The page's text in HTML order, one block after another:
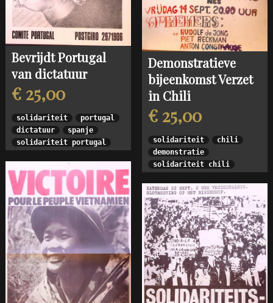
Bevrijdt Portugal
van dictatuur
€ 25,00
solidariteit
portugal
dictatuur
spanje
solidariteit portugal
Demonstratieve
bijeenkomst Verzet
in Chili
€ 25,00
solidariteit
chili
demonstratie
solidariteit chili